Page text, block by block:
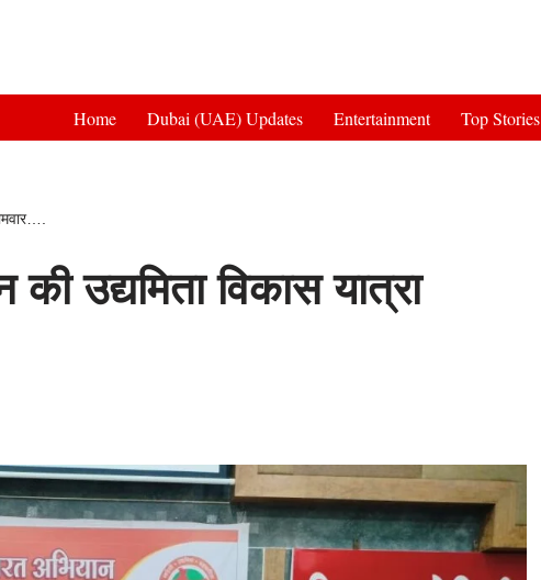
Home Dubai (UAE) Updates Entertainment Top Stories
उद्यमिता विकास यात्रा